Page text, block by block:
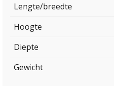
Lengte/breedte
Hoogte
Diepte
Gewicht